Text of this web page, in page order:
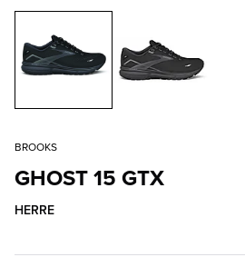
BROOKS
GHOST 15 GTX
HERRE